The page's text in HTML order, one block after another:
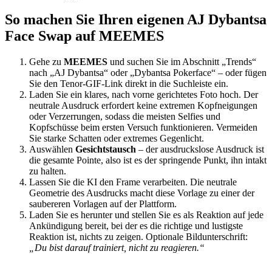
So machen Sie Ihren eigenen AJ Dybantsa
Face Swap auf MEEMES
Gehe zu MEEMES und suchen Sie im Abschnitt „Trends“
nach „AJ Dybantsa“ oder „Dybantsa Pokerface“ – oder fügen
Sie den Tenor-GIF-Link direkt in die Suchleiste ein.
Laden Sie ein klares, nach vorne gerichtetes Foto hoch. Der
neutrale Ausdruck erfordert keine extremen Kopfneigungen
oder Verzerrungen, sodass die meisten Selfies und
Kopfschüsse beim ersten Versuch funktionieren. Vermeiden
Sie starke Schatten oder extremes Gegenlicht.
Auswählen Gesichtstausch – der ausdruckslose Ausdruck ist
die gesamte Pointe, also ist es der springende Punkt, ihn intakt
zu halten.
Lassen Sie die KI den Frame verarbeiten. Die neutrale
Geometrie des Ausdrucks macht diese Vorlage zu einer der
saubereren Vorlagen auf der Plattform.
Laden Sie es herunter und stellen Sie es als Reaktion auf jede
Ankündigung bereit, bei der es die richtige und lustigste
Reaktion ist, nichts zu zeigen. Optionale Bildunterschrift:
„Du bist darauf trainiert, nicht zu reagieren.“